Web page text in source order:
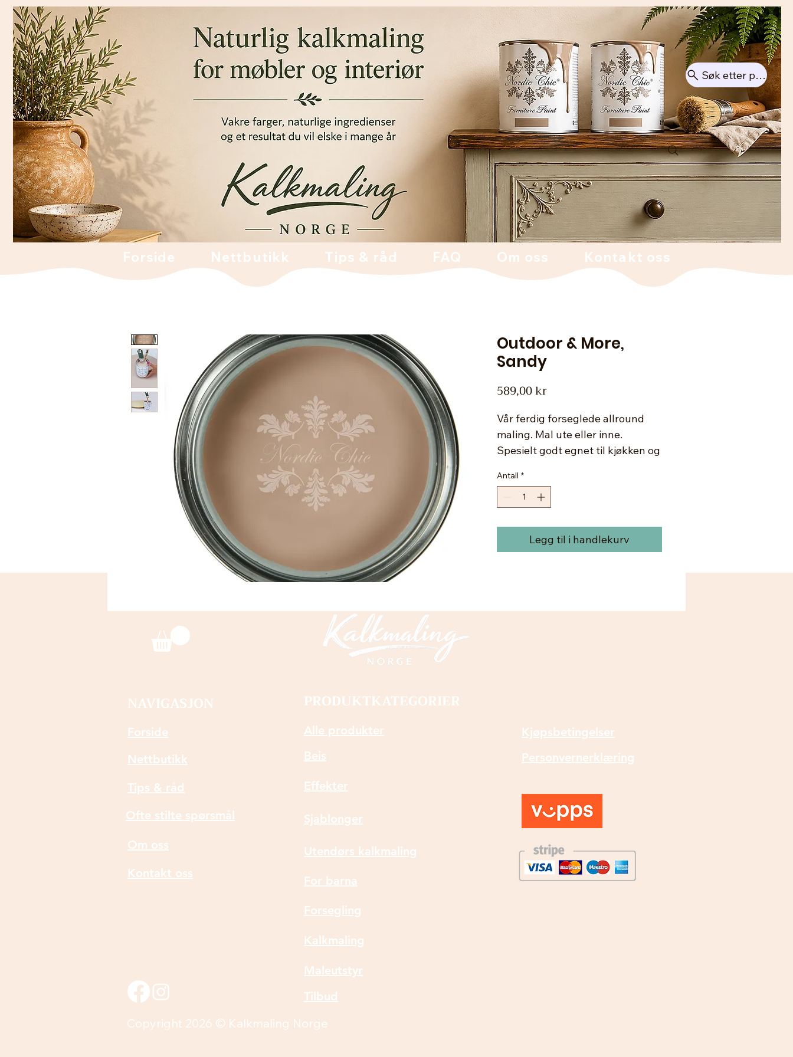
Søk etter produkt
Forside Nettbutikk Tips & råd FAQ Om oss Kontakt oss
Outdoor & More,
Sandy
589,00 krPris
Vår ferdig forseglede allround
maling. Mal ute eller inne.
Spesielt godt egnet til kjøkken og
ikke ekstra forsegling. Den er
miljøvennlig og luktfri.
hagemøbler, kjøkkeninnredning
og våtrom, både ute og inne.
Antall *
Legg til i handlekurv
NAVIGASJON
Forside
Nettbutikk
Tips & råd
Ofte stilte spørsmål
Om oss
Kontakt oss
PRODUKTKATEGORIER
Alle produkter
Beis
Effekter
Sjablonger
Utendørs kalkmaling
For barna
Forsegling
Kalkmaling
Maleutstyr
Tilbud
Kjøpsbetingelser
Personvernerklæring
Copyright 2026 © Kalkmaling Norge